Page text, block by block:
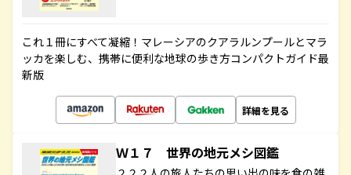
これ１冊にすべて凝縮！マレーシアのクアラルンプールとマラ
ッカを楽しむ、携帯に便利な地球の歩き方コンパクトガイド最
新版
詳細を見る
Ｗ１７ 世界の地元メシ図鑑